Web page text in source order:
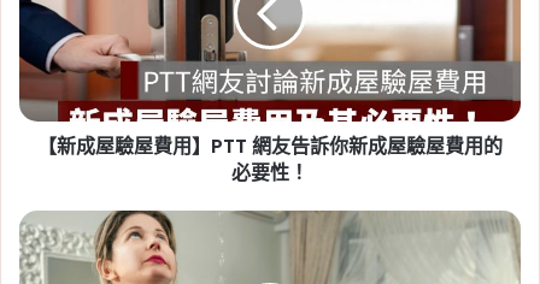
點一次看
Tag:房東,社會住宅,租屋,租屋族,租屋注意事
租屋糾紛 租屋補助,租屋補助申請 ,租屋補助
資格
用】
網
你
新
成
【新成屋驗屋費用】PTT 網友告訴你新成屋驗屋費用的
必要性！
浴
室
漏